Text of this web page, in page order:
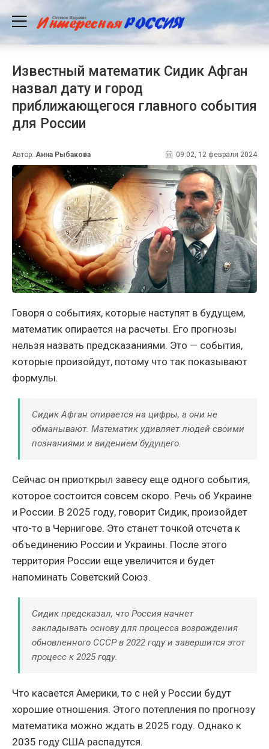
Известный математик Сидик Афган
назвал дату и город
приближающегося главного события
для России
Автор: Анна Рыбакова 09:02, 12 февраля 2024
Говоря о событиях, которые наступят в будущем,
математик опирается на расчеты. Его прогнозы
нельзя назвать предсказаниями. Это — события,
которые произойдут, потому что так показывают
формулы.
Сидик Афган опирается на цифры, а они не
обманывают. Математик удивляет людей своими
познаниями и видением будущего.
Сейчас он приоткрыл завесу еще одного события,
которое состоится совсем скоро. Речь об Украине
и России. В 2025 году, говорит Сидик, произойдет
что-то в Чернигове. Это станет точкой отсчета к
объединению России и Украины. После этого
территория России еще увеличится и будет
напоминать Советский Союз.
Сидик предсказал, что Россия начнет
закладывать основу для процесса возрождения
обновленного СССР в 2022 году и завершится этот
процесс к 2025 году.
Что касается Америки, то с ней у России будут
хорошие отношения. Этого потепления по прогнозу
математика можно ждать в 2025 году. Однако к
2035 году США распадутся.